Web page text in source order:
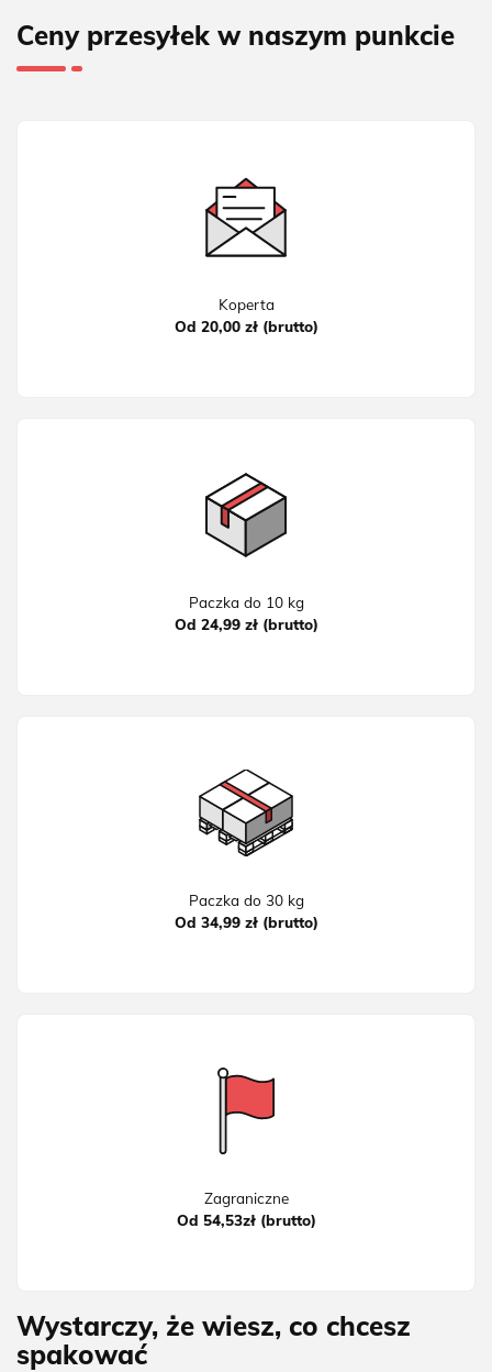
Ceny przesyłek w naszym punkcie
Koperta
Od 20,00 zł (brutto)
Paczka do 10 kg
Od 24,99 zł (brutto)
Paczka do 30 kg
Od 34,99 zł (brutto)
Zagraniczne
Od 54,53zł (brutto)
Wystarczy, że wiesz, co chcesz
spakować